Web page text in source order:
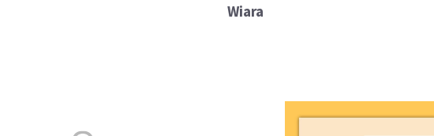
Wiara